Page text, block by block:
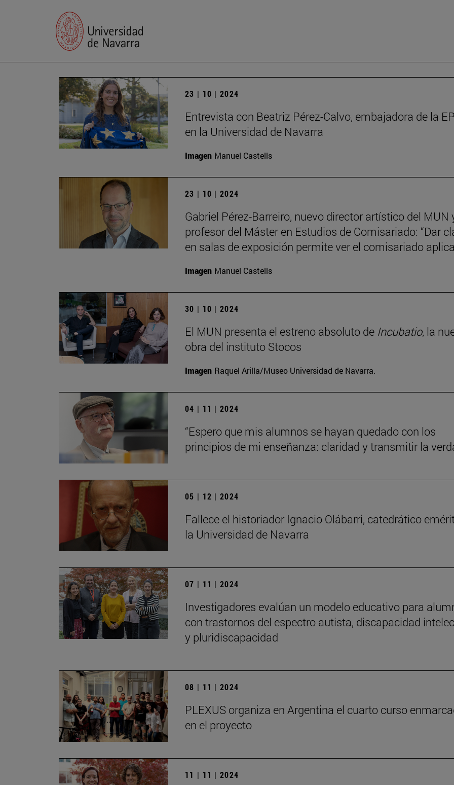
23 | 10 | 2024
Entrevista con Beatriz Pérez-Calvo, embajadora de la
en la Universidad de Navarra
Imagen Manuel Castells
23 | 10 | 2024
Gabriel Pérez-Barreiro, nuevo director artístico del MUN
profesor del Máster en Estudios de Comisariado: “Dar
en salas de exposición permite ver el comisariado
Imagen Manuel Castells
30 | 10 | 2024
El MUN presenta el estreno absoluto de Incubatio, la
obra del instituto Stocos
Imagen Raquel Arilla/Museo Universidad de Navarra.
04 | 11 | 2024
“Espero que mis alumnos se hayan quedado con los
principios de mi enseñanza: claridad y transmitir la
05 | 12 | 2024
Fallece el historiador Ignacio Olábarri, catedrático
la Universidad de Navarra
07 | 11 | 2024
Investigadores evalúan un modelo educativo para
con trastornos del espectro autista, discapacidad
y pluridiscapacidad
08 | 11 | 2024
PLEXUS organiza en Argentina el cuarto curso
en el proyecto
11 | 11 | 2024